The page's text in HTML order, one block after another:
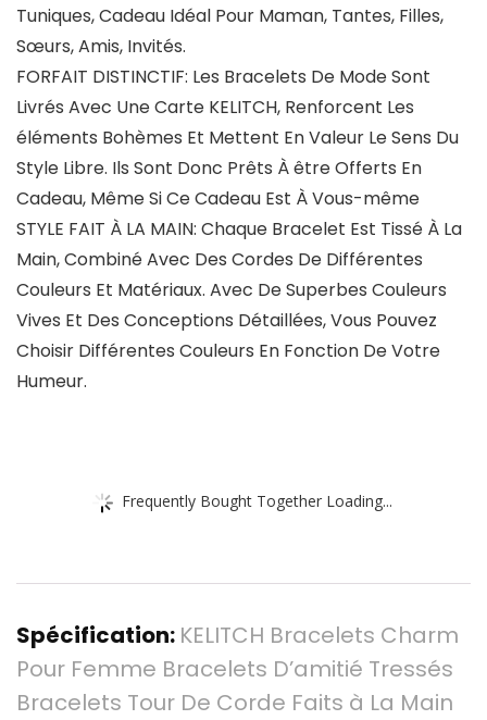
Tuniques, Cadeau Idéal Pour Maman, Tantes, Filles,
Sœurs, Amis, Invités.
FORFAIT DISTINCTIF: Les Bracelets De Mode Sont
Livrés Avec Une Carte KELITCH, Renforcent Les
éléments Bohèmes Et Mettent En Valeur Le Sens Du
Style Libre. Ils Sont Donc Prêts À être Offerts En
Cadeau, Même Si Ce Cadeau Est À Vous-même
STYLE FAIT À LA MAIN: Chaque Bracelet Est Tissé À La
Main, Combiné Avec Des Cordes De Différentes
Couleurs Et Matériaux. Avec De Superbes Couleurs
Vives Et Des Conceptions Détaillées, Vous Pouvez
Choisir Différentes Couleurs En Fonction De Votre
Humeur.
Frequently Bought Together Loading...
Spécification: KELITCH Bracelets Charm
Pour Femme Bracelets D’amitié Tressés
Bracelets Tour De Corde Faits à La Main